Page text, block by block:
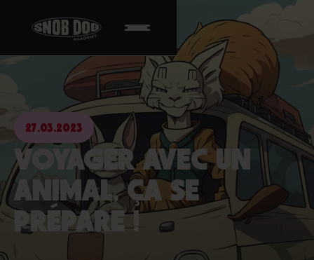
27.03.2023
VOYAGER AVEC UN
ANIMAL, ÇA SE
PRÉPARE !